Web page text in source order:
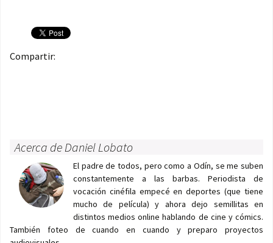
Compartir:
Acerca de Daniel Lobato
El padre de todos, pero como a Odín, se me suben
constantemente a las barbas. Periodista de
vocación cinéfila empecé en deportes (que tiene
mucho de película) y ahora dejo semillitas en
distintos medios online hablando de cine y cómics.
También foteo de cuando en cuando y preparo proyectos